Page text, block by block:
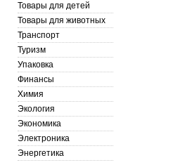
Товары для детей
Товары для животных
Транспорт
Туризм
Упаковка
Финансы
Химия
Экология
Экономика
Электроника
Энергетика